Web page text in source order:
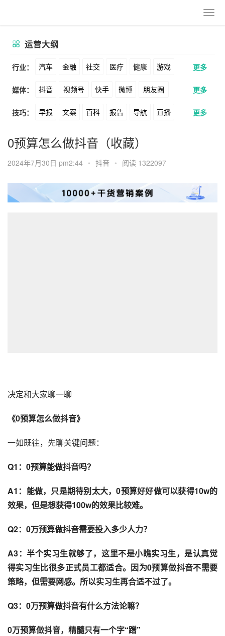
运营大纲
行业： 汽车 金融 社交 医疗 健康 游戏
动漫 美妆 美食 家装 教育 婚纱
酒旅 母婴 宠物 文娱 跨境 科技
广告 元宇宙 房地产
更多
媒体： 抖音 视频号 快手 微博 朋友圈
公众号 B站 小红书 头条 知乎
Soul 360 百度 搜狗 爱奇艺
美图 最右 神马 谷歌 Facebook
Tiktok YouTube Yahoo Bing
更多
技巧： 早报 文案 百科 报告 导航 直播
卖货 脚本 话术 电商 私域
涨粉 广告 推广 方案 策划 案例
数据 拉新 活动 用户 海外
更多
0预算怎么做抖音（收藏）
2024年7月30日 pm2:44 • 抖音 • 阅读 1322097
决定和大家聊一聊
《0预算怎么做抖音》
一如既往，先聊关键问题：
Q1：0预算能做抖音吗？
A1：能做，只是期待别太大，0预算好好做可以获得10w的
效果，但是想获得100w的效果比较难。
Q2：0万预算做抖音需要投入多少人力？
A3：半个实习生就够了，这里不是小瞧实习生，是认真觉
得实习生比很多正式员工都适合。因为0预算做抖音不需要
策略，但需要网感。所以实习生再合适不过了。
Q3：0万预算做抖音有什么方法论嘛？
0万预算做抖音，精髓只有一个字“蹭”